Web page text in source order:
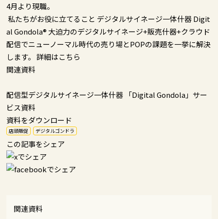
4月より現職。
私たちがお役に立てること デジタルサイネージ一体什器 Digit
al Gondola® 大迫力のデジタルサイネージ+販売什器+クラウド
配信でニューノーマル時代の売り場とPOPの課題を一挙に解決
します。 詳細はこちら
関連資料
配信型デジタルサイネージ一体什器 「Digital Gondola」サー
ビス資料
資料をダウンロード
店頭販促 デジタルゴンドラ
この記事をシェア
関連資料